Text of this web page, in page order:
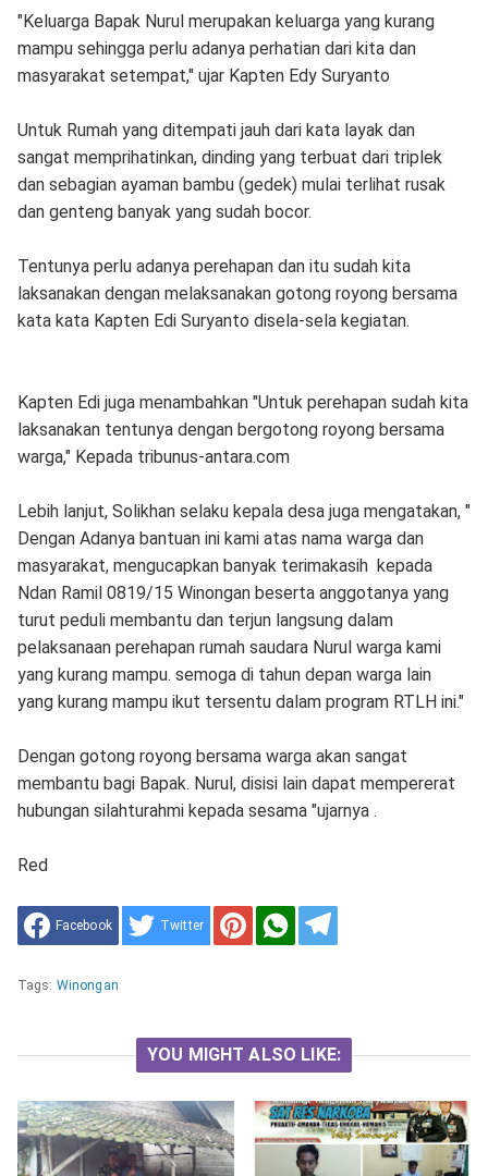
"Keluarga Bapak Nurul merupakan keluarga yang kurang
mampu sehingga perlu adanya perhatian dari kita dan
masyarakat setempat," ujar Kapten Edy Suryanto
Untuk Rumah yang ditempati jauh dari kata layak dan
sangat memprihatinkan, dinding yang terbuat dari triplek
dan sebagian ayaman bambu (gedek) mulai terlihat rusak
dan genteng banyak yang sudah bocor.
Tentunya perlu adanya perehapan dan itu sudah kita
laksanakan dengan melaksanakan gotong royong bersama
kata kata Kapten Edi Suryanto disela-sela kegiatan.
Kapten Edi juga menambahkan "Untuk perehapan sudah kita
laksanakan tentunya dengan bergotong royong bersama
warga," Kepada tribunus-antara.com
Lebih lanjut, Solikhan selaku kepala desa juga mengatakan, "
Dengan Adanya bantuan ini kami atas nama warga dan
masyarakat, mengucapkan banyak terimakasih kepada
Ndan Ramil 0819/15 Winongan beserta anggotanya yang
turut peduli membantu dan terjun langsung dalam
pelaksanaan perehapan rumah saudara Nurul warga kami
yang kurang mampu. semoga di tahun depan warga lain
yang kurang mampu ikut tersentu dalam program RTLH ini."
Dengan gotong royong bersama warga akan sangat
membantu bagi Bapak. Nurul, disisi lain dapat mempererat
hubungan silahturahmi kepada sesama "ujarnya .
Red
Facebook Twitter
Tags: Winongan
YOU MIGHT ALSO LIKE: